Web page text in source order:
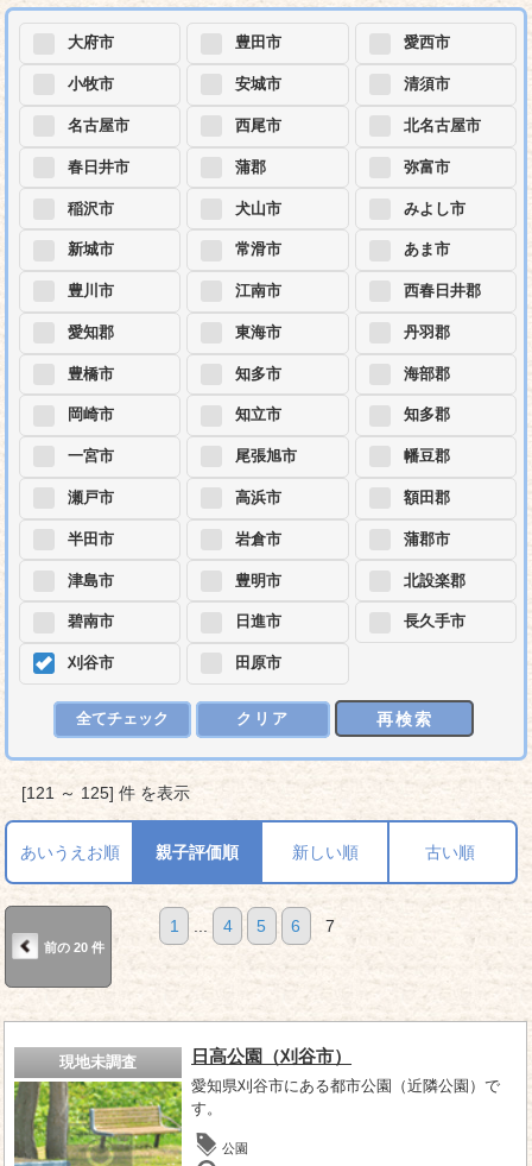
大府市
小牧市
名古屋市
春日井市
稲沢市
新城市
豊川市
愛知郡
豊橋市
岡崎市
一宮市
瀬戸市
半田市
津島市
碧南市
刈谷市
豊田市
安城市
西尾市
蒲郡
犬山市
常滑市
江南市
東海市
知多市
知立市
尾張旭市
高浜市
岩倉市
豊明市
日進市
田原市
愛西市
清須市
北名古屋市
弥富市
みよし市
あま市
西春日井郡
丹羽郡
海部郡
知多郡
幡豆郡
額田郡
蒲郡市
北設楽郡
長久手市
全てチェック クリア 再検索
[121 ～ 125] 件 を表示
あいうえお順 親子評価順 新しい順 古い順
前の 20 件
1 4 5 6 7
現地未調査 日高公園（刈谷市）
愛知県刈谷市にある都市公園（近隣公園）で
す。
公園